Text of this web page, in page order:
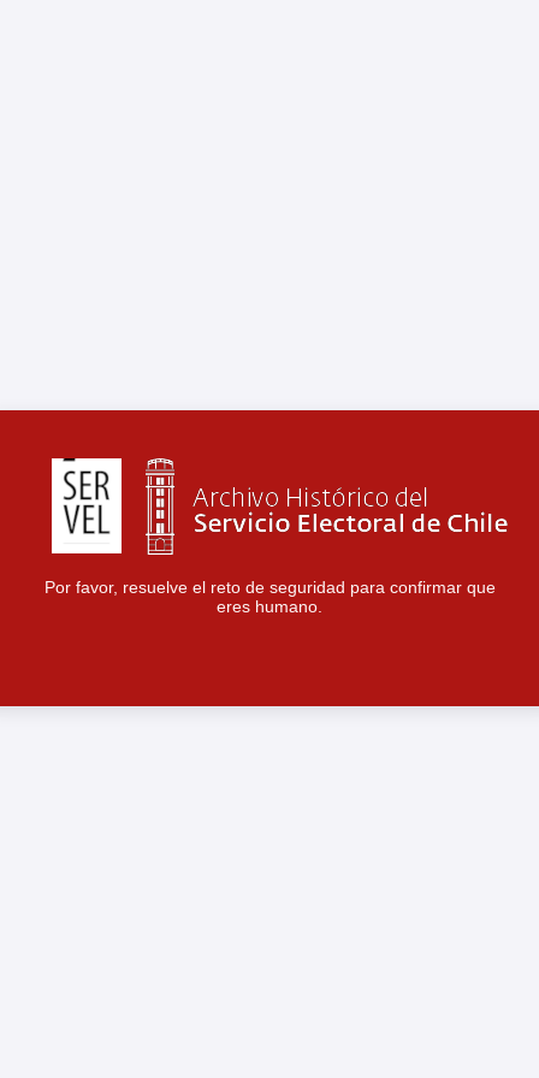
Por favor, resuelve el reto de seguridad para confirmar que
eres humano.